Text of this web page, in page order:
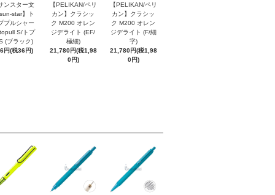
ンスター文
star】ト
プルシャー
S/トプ
(ブラック)
円(税36円)
【PELIKAN/ペリ
カン】クラシッ
ク M200 オレン
ジデライト (EF/
極細)
21,780円(税1,98
0円)
【PELIKAN/ペリ
カン】クラシッ
ク M200 オレン
ジデライト (F/細
字)
21,780円(税1,98
0円)